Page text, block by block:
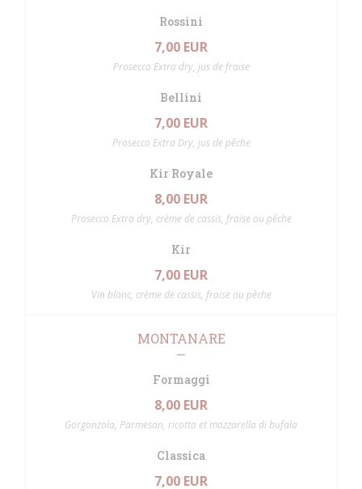
Rossini
7,00 EUR
Prosecco Extra dry, jus de fraise
Bellini
7,00 EUR
Prosecco Extra Dry, jus de pêche
Kir Royale
8,00 EUR
Prosecco Extra dry, crème de cassis, fraise ou pêche
Kir
7,00 EUR
Vin blanc, crème de cassis, fraise ou pêche
MONTANARE
Formaggi
8,00 EUR
Gorgonzola, Parmesan, ricotta et mozzarella di bufala
Classica
7,00 EUR